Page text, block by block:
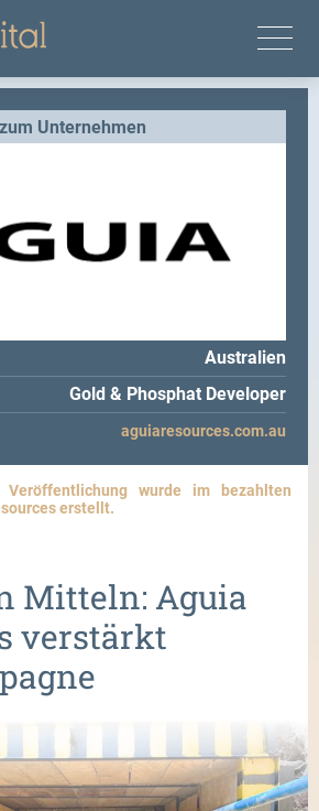
zum Unternehmen
Australien
Gold & Phosphat Developer
aguiaresources.com.au
Veröffentlichung wurde im bezahlten
erstellt.
Mitteln: Aguia
verstärkt